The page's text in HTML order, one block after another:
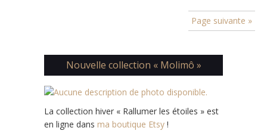
Page suivante »
Nouvelle collection « Molimô »
La collection hiver « Rallumer les étoiles » est
en ligne dans ma boutique Etsy !